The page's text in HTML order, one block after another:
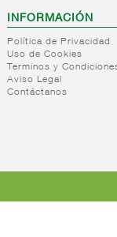
INFORMACIÓN
Política de Privacidad
Uso de Cookies
Terminos y
Aviso Legal
Contáctanos